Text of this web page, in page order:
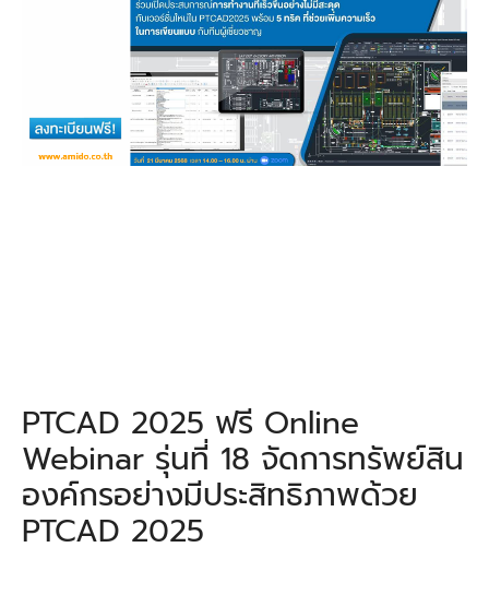
PTCAD 2025 ฟรี Online
Webinar รุ่นที่ 18 จัดการทรัพย์สิน
องค์กรอย่างมีประสิทธิภาพด้วย
PTCAD 2025